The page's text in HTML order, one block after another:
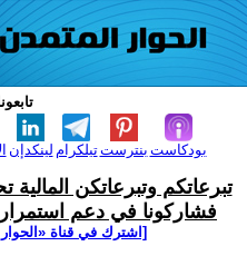
لينكدإن تيلكرامبنترست بودكاست
تبرعاتكم وتبرعاتكن
فشاركونا في دعم
[اشترك في قناة